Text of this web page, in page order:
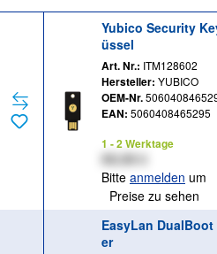
Yubico Security
üssel
Art. Nr.: ITM128602
Hersteller: YUBICO
OEM-Nr.
EAN: 5060408465295
1 - 2 Werktage
Bitte anmelden um
Preise zu sehen
EasyLan
er